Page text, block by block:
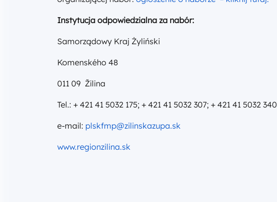
Instytucja odpowiedzialna za nabór:
Samorządowy Kraj Żyliński
Komenského 48
011 09 Žilina
Tel.: + 421 41 5032 175; + 421 41 5032 307; + 421 41 5032 340
e-mail: plskfmp@zilinskazupa.sk
www.regionzilina.sk